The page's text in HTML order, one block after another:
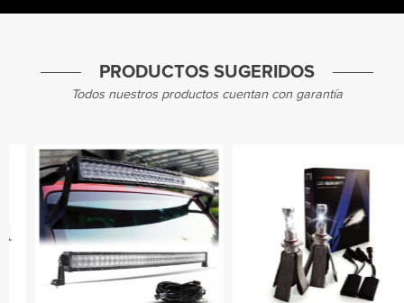
PRODUCTOS SUGERIDOS
Todos nuestros productos cuentan con garantía